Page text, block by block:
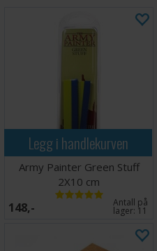
Legg i handlekurven
Army Painter Green Stuff
2X10 cm
148,- Antall på
lager: 11